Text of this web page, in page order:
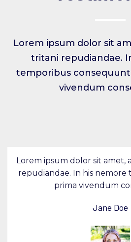
Lorem ipsum dolor sit
tritani repudiandae.
temporibus
vivendum
Lorem ipsum dolor sit amet,
repudiandae. In his nemore
prima vivendum
Jane Doe